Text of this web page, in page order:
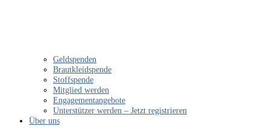
Geldspenden
Brautkleidspende
Stoffspende
Mitglied werden
Engagementangebote
Unterstützer werden – Jetzt registrieren
Über uns